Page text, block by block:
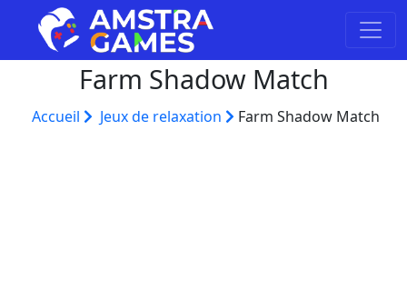
Farm Shadow Match
Accueil Jeux de relaxation Farm Shadow Match